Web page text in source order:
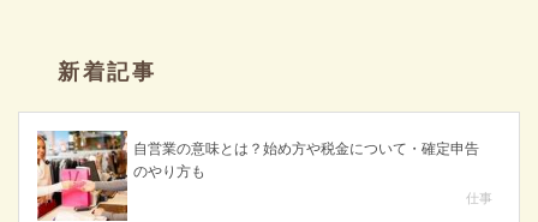
新着記事
自営業の意味とは？始め方や税金について・確定申告
のやり方も
仕事